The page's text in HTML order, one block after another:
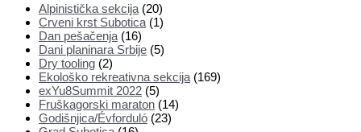
Alpinistička sekcija (20)
Crveni krst Subotica (1)
Dan pešačenja (16)
Dani planinara Srbije (5)
Dry tooling (2)
Ekološko rekreativna sekcija (169)
exYu8Summit 2022 (5)
Fruškagorski maraton (14)
Godišnjica/Évforduló (23)